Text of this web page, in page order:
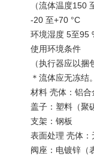
（流体温度150
-20 至+70 °C
环境湿度 5至95
使用环境条件
（执行器应以捆
＊流体应无冻结。
材料 壳体：铝合
盖子：塑料（聚
支架：钢板
表面处理 壳体：
阀座：电镀锌（